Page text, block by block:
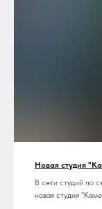
Новая студия
В сети студий по
новая студия